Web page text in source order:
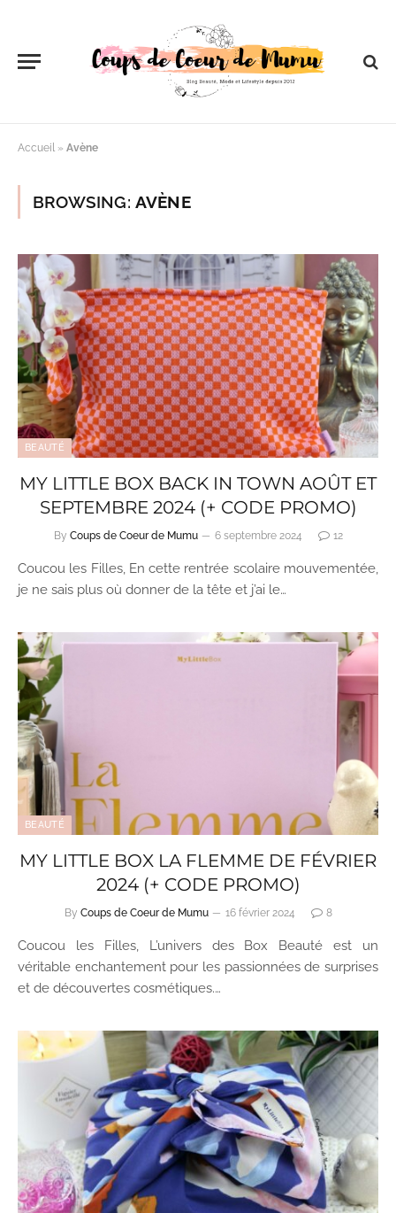
Accueil » Avène
BROWSING: AVÈNE
BEAUTÉ
MY LITTLE BOX BACK IN TOWN AOÛT ET
SEPTEMBRE 2024 (+ CODE PROMO)
By Coups de Coeur de Mumu 6 septembre 2024 12
Coucou les Filles, En cette rentrée scolaire mouvementée,
je ne sais plus où donner de la tête et j’ai le…
BEAUTÉ
MY LITTLE BOX LA FLEMME DE FÉVRIER
2024 (+ CODE PROMO)
By Coups de Coeur de Mumu 16 février 2024 8
Coucou les Filles, L’univers des Box Beauté est un
véritable enchantement pour les passionnées de surprises
et de découvertes cosmétiques.…